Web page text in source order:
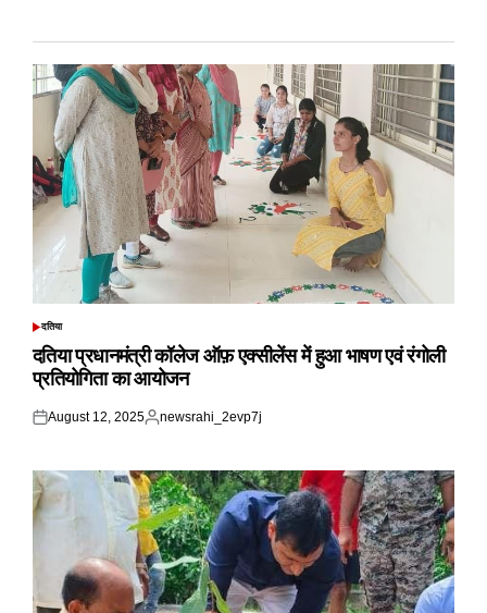
POSTED
दतिया
दतिया प्रधानमंत्री कॉलेज ऑफ़ एक्सीलेंस में हुआ भाषण एवं रंगोली
प्रतियोगिता का आयोजन
Posted
August 12, 2025
Posted
newsrahi_2evp7j